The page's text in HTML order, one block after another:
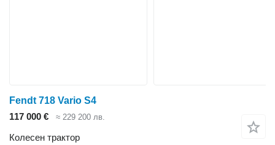
Fendt 718 Vario S4
117 000 €
≈ 229 200 лв.
Колесен трактор